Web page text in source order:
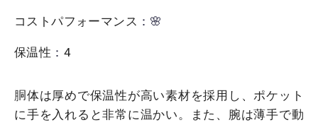
コストパフォーマンス ：🌸
保温性 ： 4
胴体は厚めで保温性が高い素材を採用し、ポケット
に手を入れると非常に温かい。また、腕は薄手で動